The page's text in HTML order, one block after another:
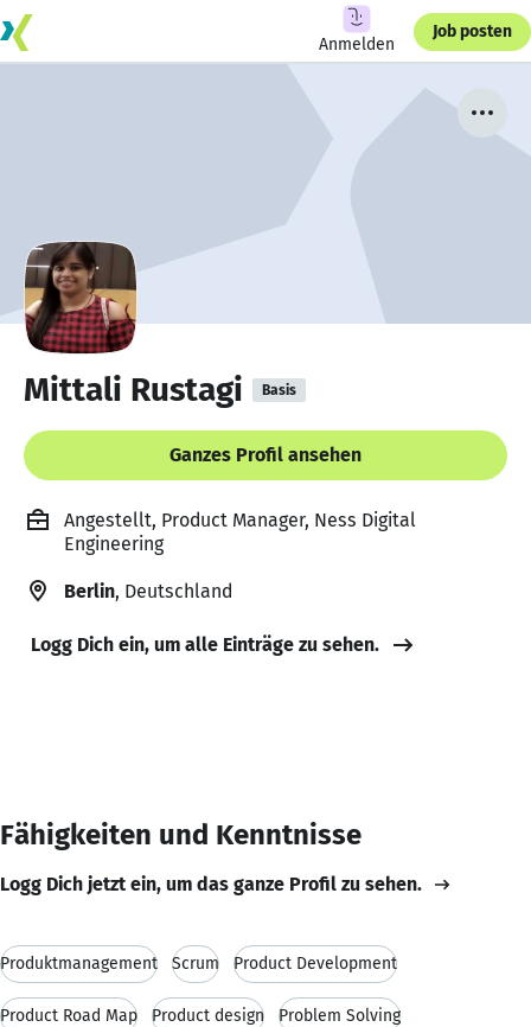
Anmelden
Job posten
Mittali Rustagi Basis
Ganzes Profil ansehen
Angestellt, Product Manager, Ness Digital
Engineering
Berlin, Deutschland
Logg Dich ein, um alle Einträge zu sehen.
Fähigkeiten und Kenntnisse
Logg Dich jetzt ein, um das ganze Profil zu sehen.
Produktmanagement Scrum Product Development
Product Road Map Product design Problem Solving